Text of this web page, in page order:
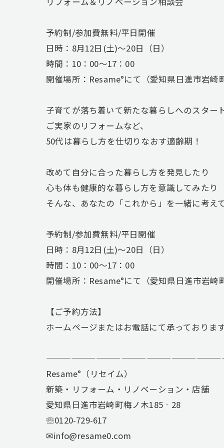
予約制/参加費無料/平日開催
日時：8月12日(土)〜20日（日）
時間：10：00～17：00
開催場所：Resame°にて（愛知県日進市岩崎町
子育てが落ち着いて新たな暮らしへのスター
ご実家のリフォームなど、
50代は暮らし方を仕切りなおす適齢期！
改めて自分に合った暮らし方を発見したり
心も体も健康的な暮らし方を意識してみたり
そんな、あなたの「これから」を一緒に考え
予約制/参加費無料/平日開催
日時：8月12日(土)〜20日（日）
時間：10：00～17：00
開催場所：Resame°にて（愛知県日進市岩崎町
【ご予約方法】
ホームページまたはお電話にて承っております
Resame°（リセイム）
新築・リフォーム・リノベーション・店舗
愛知県日進市岩崎町梅ノ木185‐28
☏0120-729-617
✉info@resame0.com